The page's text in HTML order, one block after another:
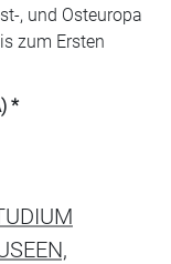
, und Osteuropa
zum Ersten
*